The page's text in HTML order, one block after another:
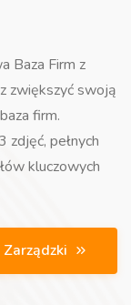
Baza Firm z
zwiększyć swoją
firm.
zdjęć, pełnych
kluczowych